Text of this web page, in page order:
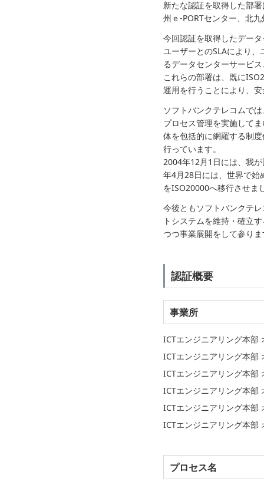
新たな認証を取得した部
州ｅ-PORTセンター、北
今回認証を取得したデー
ユーザーとのSLAにより
るデータセンターサービ
これらの部署は、既に
運用を行うことにより、
ソフトバンクテレコムで
プロセス管理を実施して
体を包括的に網羅する制
行っています。
2004年12月1日には、我
年4月28日には、世界で始
をISO20000へ移行させま
今後ともソフトバンクテ
トシステムを維持・確立
つつ事業展開をして参り
認証概要
事業所
ICTエンジニアリング本
ICTエンジニアリング本
ICTエンジニアリング本
ICTエンジニアリング本
ICTエンジニアリング本
ICTエンジニアリング本
プロセス名